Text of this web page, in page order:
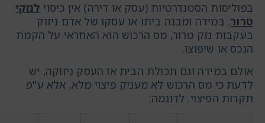
בפוליסות הסטנדרטיות (עסק או דירה) אין כיסוי לנזקי
טרור. במידה ומבנה ביתו או עסקו של אדם ניזוק
בעקבות נזק טרור, מס הרכוש הוא האחראי על הקמת
הנכס או שיפוצו.
אולם במידה וגם תכולת הבית או העסק ניזוקה, יש
לדעת כי מס הרכוש לא מעניק פיצוי מלא, אלא ע"פ
תקרות הפיצוי. לדוגמה: